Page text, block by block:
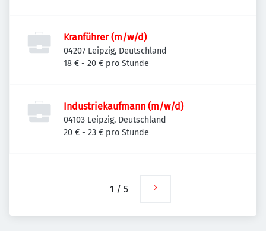
Kranführer (m/w/d)
04207 Leipzig, Deutschland
18 € - 20 € pro Stunde
Industriekaufmann (m/w/d)
04103 Leipzig, Deutschland
20 € - 23 € pro Stunde
1 / 5